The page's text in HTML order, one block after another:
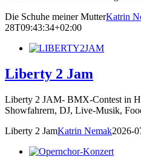
Die Schuhe meiner MutterKatrin
28T09:43:34+02:00
Liberty 2 Jam
Liberty 2 JAM- BMX-Contest in
Showfahrern, DJ, Live-Musik,
Liberty 2 JamKatrin Nemak2026-